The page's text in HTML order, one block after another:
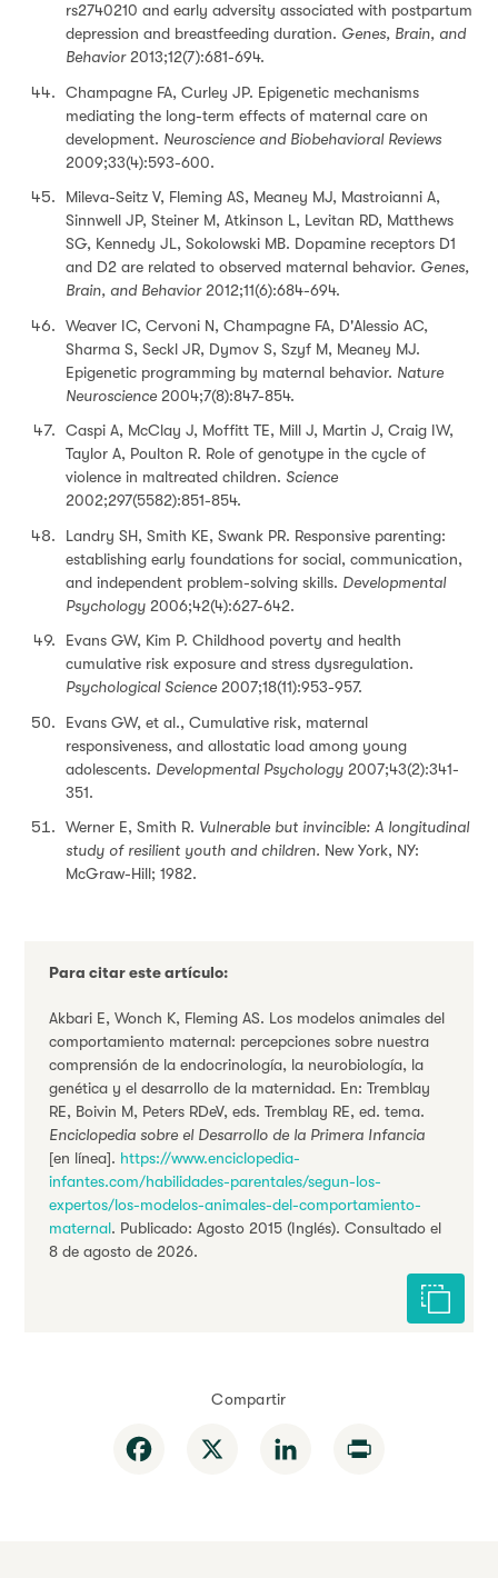
rs2740210 and early adversity associated with postpartum
depression and breastfeeding duration. Genes, Brain, and
Behavior2013;12(7):681-694.
Champagne FA, Curley JP. Epigenetic mechanisms
mediating the long-term effects of maternal care on
development. Neuroscience and Biobehavioral Reviews
2009;33(4):593-600.
Mileva-Seitz V, Fleming AS, Meaney MJ, Mastroianni A,
Sinnwell JP, Steiner M, Atkinson L, Levitan RD, Matthews
SG, Kennedy JL, Sokolowski MB. Dopamine receptors D1
and D2 are related to observed maternal behavior. Genes,
Brain, and Behavior2012;11(6):684-694.
Weaver IC, Cervoni N, Champagne FA, D'Alessio AC,
Sharma S, Seckl JR, Dymov S, Szyf M, Meaney MJ.
Epigenetic programming by maternal behavior. Nature
Neuroscience 2004;7(8):847-854.
Caspi A, McClay J, Moffitt TE, Mill J, Martin J, Craig IW,
Taylor A, Poulton R. Role of genotype in the cycle of
violence in maltreated children. Science
2002;297(5582):851-854.
Landry SH, Smith KE, Swank PR. Responsive parenting:
establishing early foundations for social, communication,
and independent problem-solving skills. Developmental
Psychology 2006;42(4):627-642.
Evans GW, Kim P. Childhood poverty and health
cumulative risk exposure and stress dysregulation.
Psychological Science 2007;18(11):953-957.
Evans GW, et al., Cumulative risk, maternal
responsiveness, and allostatic load among young
adolescents. Developmental Psychology 2007;43(2):341-
351.
Werner E, Smith R. Vulnerable but invincible: A longitudinal
study of resilient youth and children. New York, NY:
McGraw-Hill; 1982.
Para citar este artículo:
Akbari E, Wonch K, Fleming AS. Los modelos animales del
comportamiento maternal: percepciones sobre nuestra
comprensión de la endocrinología, la neurobiología, la
genética y el desarrollo de la maternidad. En: Tremblay
RE, Boivin M, Peters RDeV, eds. Tremblay RE, ed. tema.
Enciclopedia sobre el Desarrollo de la Primera Infancia
[en línea]. https://www.enciclopedia-
infantes.com/habilidades-parentales/segun-los-
expertos/los-modelos-animales-del-comportamiento-
maternal. Publicado: Agosto 2015 (Inglés). Consultado el
8 de agosto de 2026.
Citar
Compartir
Facebook LinkedIn